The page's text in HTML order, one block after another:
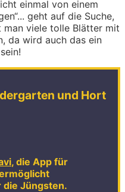
einmal von einem
geht auf die Suche,
man viele tolle Blätter mit
da wird auch das ein
und Hort
, die App für
die Jüngsten.